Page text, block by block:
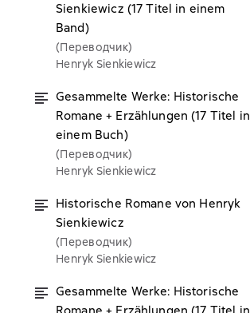
Sienkiewicz (17 Titel in einem
Band)
(Переводчик)
Henryk Sienkiewicz
Gesammelte Werke: Historische
Romane + Erzählungen (17 Titel in
einem Buch)
(Переводчик)
Henryk Sienkiewicz
Historische Romane von Henryk
Sienkiewicz
(Переводчик)
Henryk Sienkiewicz
Gesammelte Werke: Historische